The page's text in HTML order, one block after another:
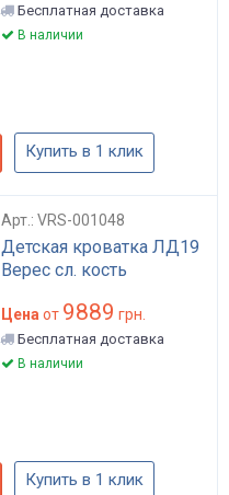
Бесплатная доставка
В наличии
Купить в 1 клик
Арт.: VRS-001048
Детская кроватка ЛД19
Верес сл. кость
Цена от 9889 грн.
Бесплатная доставка
В наличии
Купить в 1 клик